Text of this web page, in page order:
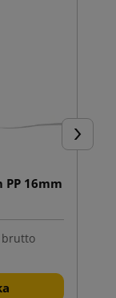
16mm
brutto